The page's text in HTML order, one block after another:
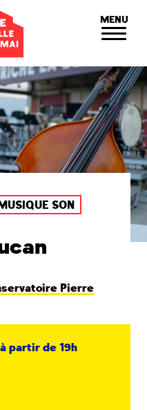
MENU
SON
Pierre
partir de 19h